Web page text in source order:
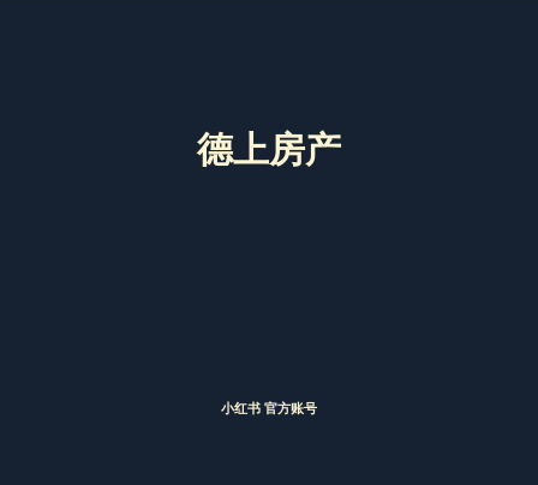
德上房产
小红书 官方账号